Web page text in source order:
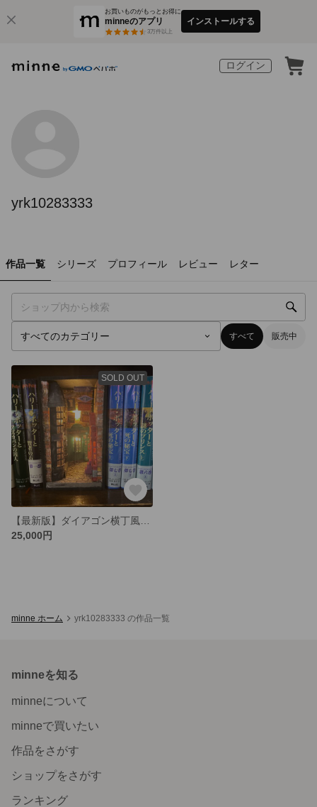
お買いものがもっとお得に
minneのアプリ
3万件以上
インストールする
ログイン
yrk10283333
作品一覧 シリーズ プロフィール レビュー レター
すべて 販売中
SOLD OUT
25,000円
minne ホーム yrk10283333 の作品一覧
minneを知る
minneについて
minneで買いたい
作品をさがす
ショップをさがす
ランキング